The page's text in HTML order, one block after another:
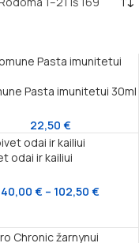
Pasta imunitetui 30ml
22,50 €
odai ir kailiui
40,00€ – 102,50€